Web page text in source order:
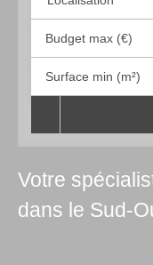
Budget max (€)
Surface min (m²)
Votre
dans le Sud-